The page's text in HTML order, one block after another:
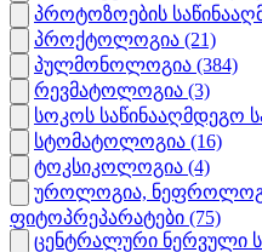
პროტოზოების
პროქტოლოგია (21)
პულმონოლოგია (384)
რევმატოლოგია (3)
სოკოს საწინააღმდეგო
სტომატოლოგია (16)
ტოკსიკოლოგია (4)
უროლოგია,
ფიტოპრეპარატები (75)
ცენტრალური ნერვული